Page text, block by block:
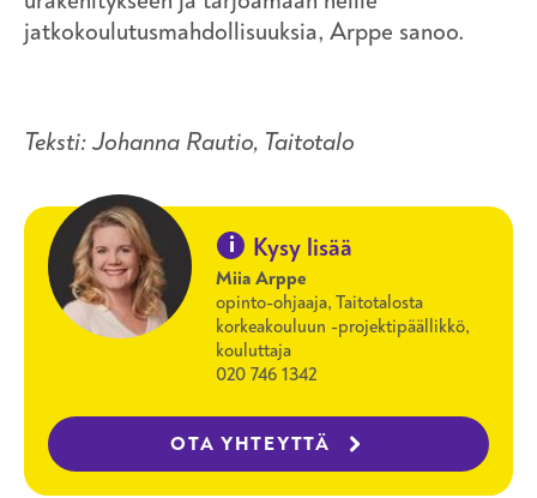
jatkokoulutusmahdollisuuksia, Arppe sanoo.
Teksti: Johanna Rautio, Taitotalo
i Kysy lisää
Miia Arppe
opinto-ohjaaja, Taitotalosta
korkeakouluun -projektipäällikkö,
kouluttaja
020 746 1342
OTA YHTEYTTÄ